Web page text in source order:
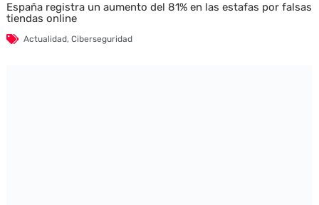
España registra un aumento del 81% en las estafas por falsas
tiendas online
Actualidad, Ciberseguridad